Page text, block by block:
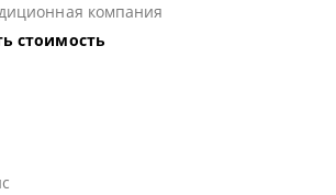
компания
стоимость